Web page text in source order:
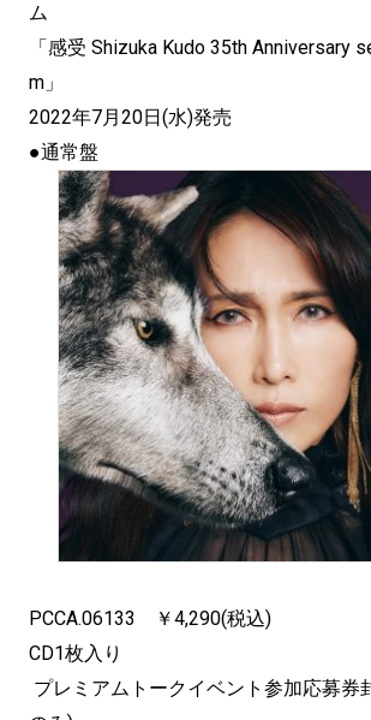
ム
「感受 Shizuka Kudo 35th Anniversary
m」
2022年7月20日(水)発売
●通常盤
PCCA.06133 ￥4,290(税込)
CD1枚入り
プレミアムトークイベント参加応募券